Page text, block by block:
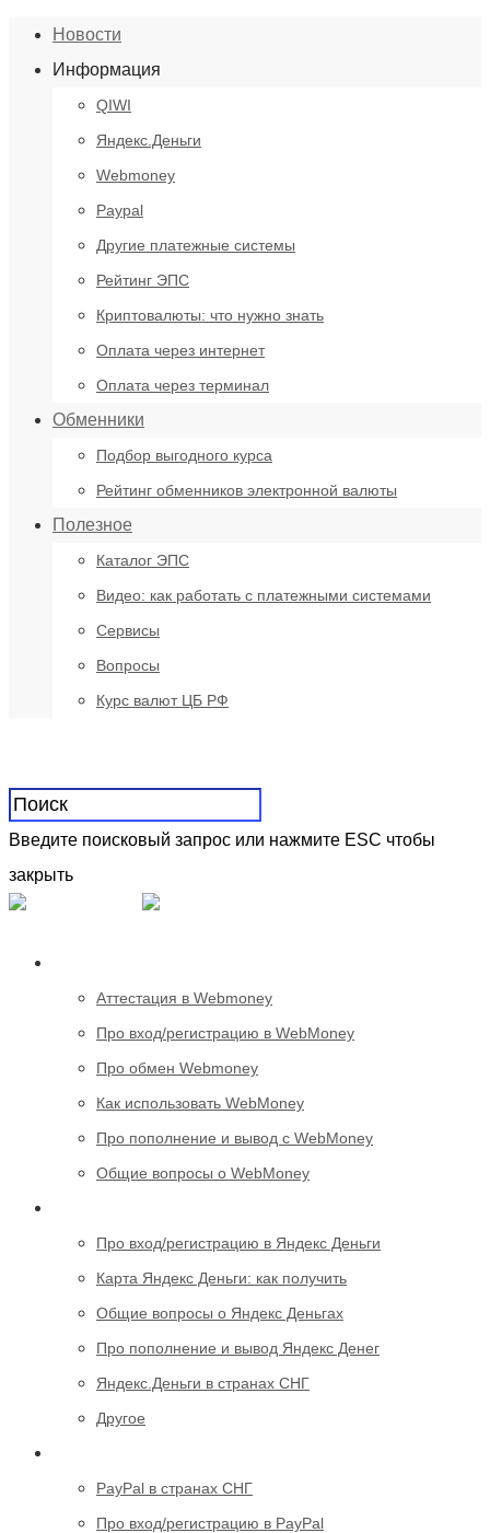
Новости
Информация
QIWI
Яндекс.Деньги
Webmoney
Paypal
Другие платежные системы
Рейтинг ЭПС
Криптовалюты: что нужно знать
Оплата через интернет
Оплата через терминал
Обменники
Подбор выгодного курса
Рейтинг обменников электронной валюты
Полезное
Каталог ЭПС
Видео: как работать с платежными системами
Сервисы
Вопросы
Курс валют ЦБ РФ
Введите поисковый запрос или нажмите ESC чтобы
закрыть
Аттестация в Webmoney
Про вход/регистрацию в WebMoney
Про обмен Webmoney
Как использовать WebMoney
Про пополнение и вывод с WebMoney
Общие вопросы о WebMoney
Про вход/регистрацию в Яндекс Деньги
Карта Яндекс Деньги: как получить
Общие вопросы о Яндекс Деньгах
Про пополнение и вывод Яндекс Денег
Яндекс.Деньги в странах СНГ
Другое
PayPal в странах СНГ
Про вход/регистрацию в PayPal